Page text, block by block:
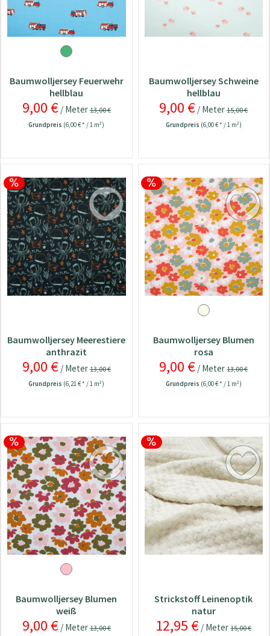
Baumwolljersey Feuerwehr
hellblau
9,00 €/ Meter13,00 €
Grundpreis (6,00 € * / 1 m²)
Baumwolljersey Schweine
hellblau
9,00 € / Meter15,00 €
Grundpreis (6,00 € * / 1 m²)
Baumwolljersey Meerestiere
anthrazit
9,00 €/ Meter13,00 €
Grundpreis (6,21 € * / 1 m²)
Baumwolljersey Blumen
rosa
9,00 € / Meter13,00 €
Grundpreis (6,00 € * / 1 m²)
Baumwolljersey Blumen
weiß
9,00 €/ Meter13,00 €
Strickstoff Leinenoptik
natur
12,95 € / Meter15,00 €